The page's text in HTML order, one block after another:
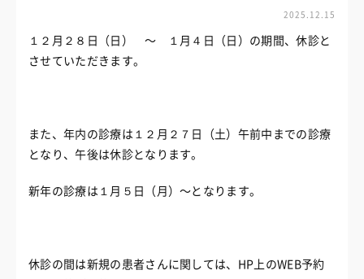
2025.12.15
１２月２８日（日） 〜 １月４日（日）の期間、休診と
させていただきます。
また、年内の診療は１２月２７日（土）午前中までの診療
となり、午後は休診となります。
新年の診療は１月５日（月）〜となります。
休診の間は新規の患者さんに関しては、HP上のWEB予約